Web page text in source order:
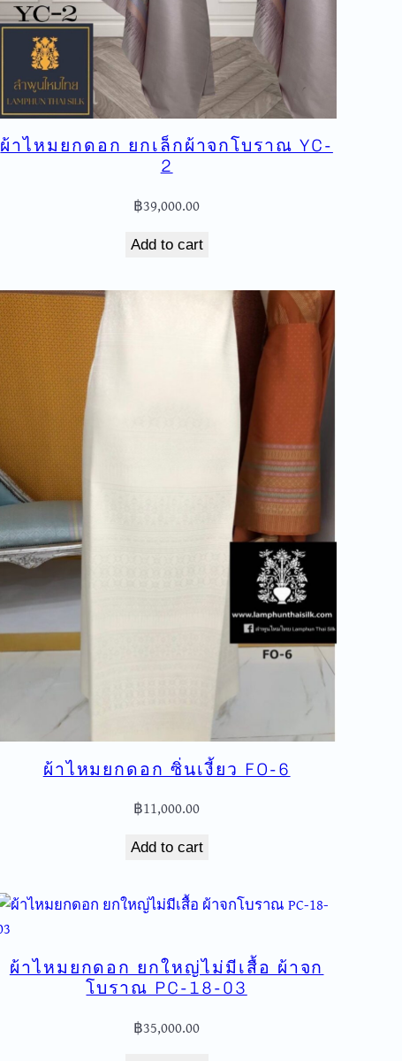
ผ้าไหมยกดอก ยกเล็กผ้าจกโบราณ YC-
2
฿39,000.00
Add to cart
ผ้าไหมยกดอก ซิ่นเงี้ยว FO-6
฿11,000.00
Add to cart
ผ้าไหมยกดอก ยกใหญ่ไม่มีเสื้อ ผ้าจก
โบราณ PC-18-03
฿35,000.00